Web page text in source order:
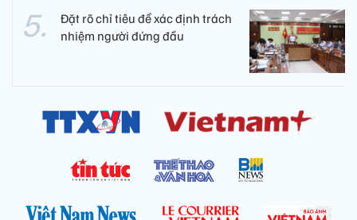
Đặt rõ chỉ tiêu để xác định trách
nhiệm người đứng đầu